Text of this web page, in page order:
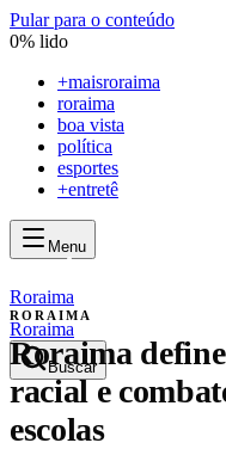
Pular para o conteúdo
0% lido
+maisroraima
roraima
boa vista
política
esportes
+entretê
Menu
maisroraima
mais
Roraima
Buscar
Roraima
RORAIMA
Roraima
racial e
escolas